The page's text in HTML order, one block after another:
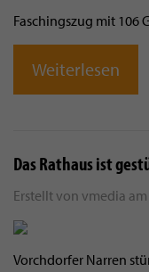
Faschingszug mit 106
Weiterlesen
Das Rathaus ist
Erstellt von vmedia am
Vorchdorfer Narren